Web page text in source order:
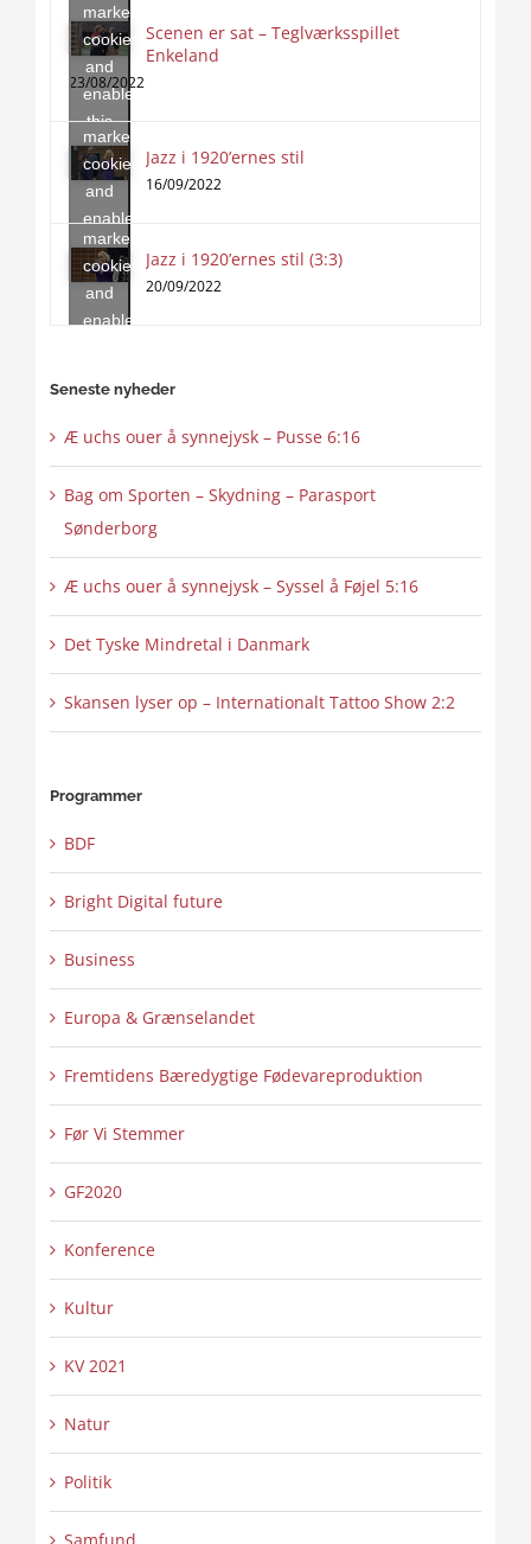
marketing
cookies
and
enable
this
content
Scenen er sat – Teglværksspillet
Enkeland
23/08/2022
Click
to
marketing
cookies
and
enable
this
content
Jazz i 1920’ernes stil
16/09/2022
Click
to
accept
marketing
cookies
and
enable
Jazz i 1920’ernes stil (3:3)
20/09/2022
Seneste nyheder
Æ uchs ouer å synnejysk – Pusse 6:16
Bag om Sporten – Skydning – Parasport
Sønderborg
Æ uchs ouer å synnejysk – Syssel å Føjel 5:16
Det Tyske Mindretal i Danmark
Skansen lyser op – Internationalt Tattoo Show 2:2
Programmer
BDF
Bright Digital future
Business
Europa & Grænselandet
Fremtidens Bæredygtige Fødevareproduktion
Før Vi Stemmer
GF2020
Konference
Kultur
KV 2021
Natur
Politik